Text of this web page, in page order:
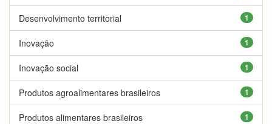
1
Desenvolvimento territorial
1
Inovação
1
Inovação social
1
Produtos agroalimentares brasileiros
1
Produtos alimentares brasileiros